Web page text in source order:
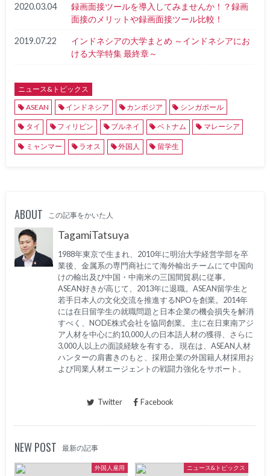
2020.03.04
録画面接ツールを導入してみませんか！？録画
面接のメリットや録画面接ツール比較！
2019.07.22
インドネシアの大学まとめ ～インドネシアにお
ける大学特集 最終章～
ニュース&トピックス
ASEAN
インドネシア カンボジア シンガポール
タイ フィリピン ブルネイ ベトナム マレーシア
ミャンマー ラオス 外国人 留学生
ABOUT この記事をかいた人
TagamiTatsuya
1988年東京で生まれ、2010年に明治大学経営学部を卒
業後、金属系の専門商社にて海外輸出チームにて中国向
けの輸出及び中国・中南米の三国間貿易に従事。
ASEAN好きが高じて、2013年に退職。ASEAN留学生と
若手日本人の文化交流を推進するNPOを創業。2014年
には在日留学生の就職問題と日本企業の機会損失を解消
すべく、NODE株式会社を協同創業。 主に在日東南アジ
ア人材を中心に約10,000人の日本語人材の獲得、さらに
3,000人以上の面談経験を有する。 現在は、ASEAN人材
ハンターの肩書きのもと、採用企業の外国籍人材採用お
よび同業人材エージェントの戦闘力強化をサポート。
Twitter Facebook
NEW POST 最新の記事
外国人雇用 ニュース&トピックス